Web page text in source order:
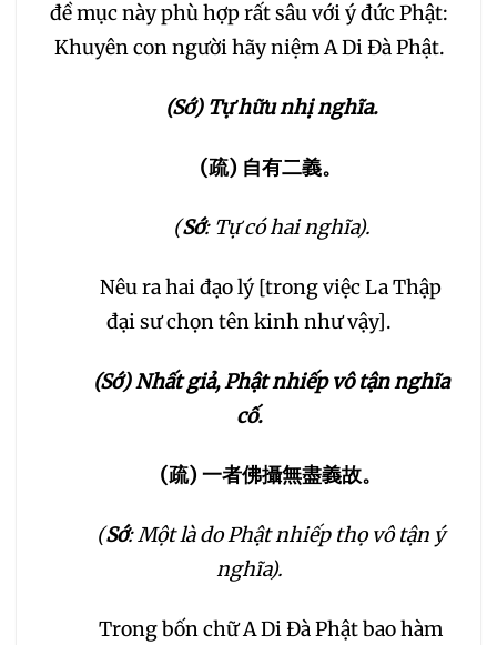
đề mục này phù hợp rất sâu với ý đức Phật:
Khuyên con người hãy niệm A Di Đà Phật.
(Sớ) Tự hữu nhị nghĩa.
(疏) 自有二義。
(Sớ: Tự có hai nghĩa).
Nêu ra hai đạo lý [trong việc La Thập
đại sư chọn tên kinh như vậy].
(Sớ) Nhất giả, Phật nhiếp vô tận nghĩa
cố.
(疏) 一者佛攝無盡義故。
(Sớ: Một là do Phật nhiếp thọ vô tận ý
nghĩa).
Trong bốn chữ A Di Đà Phật bao hàm